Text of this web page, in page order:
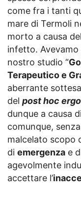
come fra i tanti
mare di Termoli
morto a causa
infetto. Avevamo
nostro studio “
Terapeutico e
aberrante
del post hoc
dunque a causa
comunque,
malcelato scopo
di emergenza e
agevolmente
accettare l’